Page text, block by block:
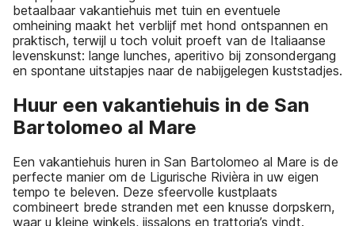
betaalbaar vakantiehuis met tuin en eventuele
omheining maakt het verblijf met hond ontspannen en
praktisch, terwijl u toch voluit proeft van de Italiaanse
levenskunst: lange lunches, aperitivo bij zonsondergang
en spontane uitstapjes naar de nabijgelegen kuststadjes.
Huur een vakantiehuis in de San
Bartolomeo al Mare
Een vakantiehuis huren in San Bartolomeo al Mare is de
perfecte manier om de Ligurische Rivièra in uw eigen
tempo te beleven. Deze sfeervolle kustplaats
combineert brede stranden met een knusse dorpskern,
waar u kleine winkels, ijssalons en trattoria’s vindt.